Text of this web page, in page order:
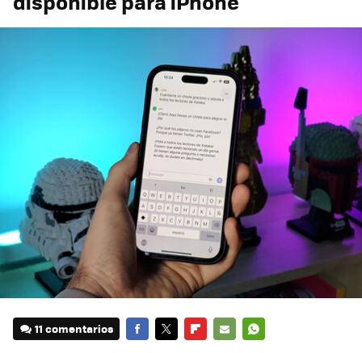
11 comentarios